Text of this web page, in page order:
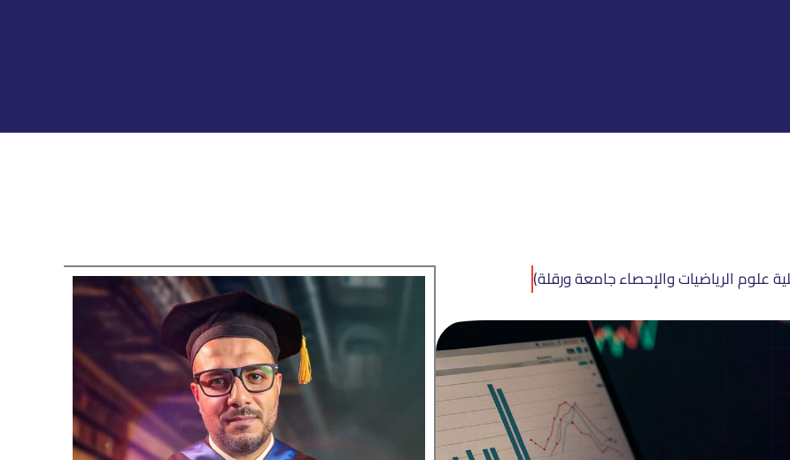
علوم الرياضيات والإحصاء جامعة ورقلة)